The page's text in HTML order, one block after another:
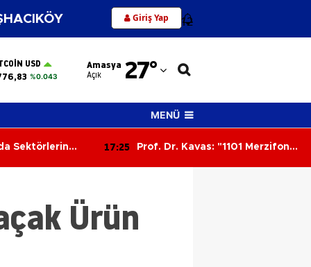
Giriş Yap 12
USD
%0.043
Amasya
Açık 27°
Adana
Adıyaman
Ağrı
Amasya
Antalya
MENÜ
Sektörlerin
17:25
Prof. Dr. Kavas: "1101 Merzifon
Ürün